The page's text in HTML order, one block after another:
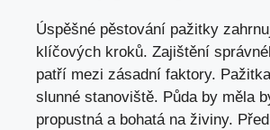
Úspěšné pěstování pažitky
klíčových kroků. Zajištění
patří mezi zásadní faktory.
slunné stanoviště. Půda by měla
propustná a bohatá na živiny.